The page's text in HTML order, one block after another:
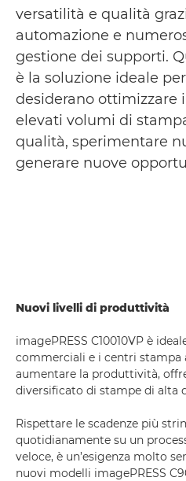
versatilità e qualità
automazione e
gestione dei supporti.
è la soluzione ideale
desiderano ottimizzare
elevati volumi di
qualità, sperimentare
generare nuove
Nuovi livelli di produttività
imagePRESS C10010VP è
commerciali e i centri stampa
aumentare la produttività,
diversificato di stampe di alta
Rispettare le scadenze più
quotidianamente su un
veloce, è un’esigenza molto
nuovi modelli imagePRESS